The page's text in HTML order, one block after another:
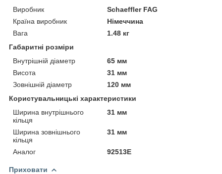
Виробник
Schaeffler FAG
Країна виробник
Німеччина
Вага
1.48 кг
Габаритні розміри
Внутрішній діаметр
65 мм
Висота
31 мм
Зовнішній діаметр
120 мм
Користувальницькі характеристики
Ширина внутрішнього
кільця
31 мм
Ширина зовнішнього
кільця
31 мм
Аналог 92513Е
Приховати